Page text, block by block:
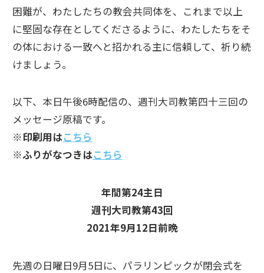
困難が、わたしたちの教会共同体を、これまで以上
に堅固な存在としてくださるように、わたしたちをそ
の体における一致へと招かれる主に信頼して、祈り続
けましょう。
以下、本日午後6時配信の、週刊大司教第四十三回の
メッセージ原稿です。
※印刷用はこちら
※ふりがなつきはこちら
年間第24主日
週刊大司教第43回
2021年9月12日前晩
先週の日曜日9月5日に、パラリンピックが閉会式を